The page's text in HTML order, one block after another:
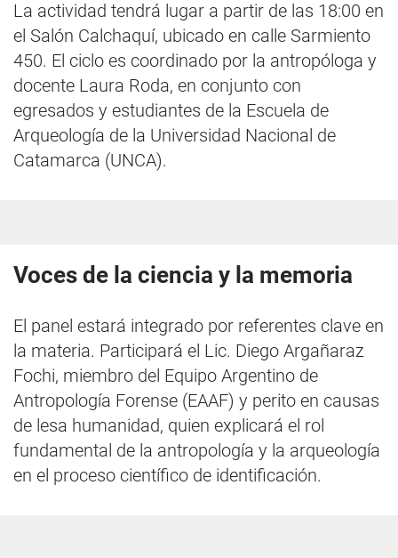
La actividad tendrá lugar a partir de las 18:00 en
el Salón Calchaquí, ubicado en calle Sarmiento
450. El ciclo es coordinado por la antropóloga y
docente Laura Roda, en conjunto con
egresados y estudiantes de la Escuela de
Arqueología de la Universidad Nacional de
Catamarca (UNCA).
Voces de la ciencia y la memoria
El panel estará integrado por referentes clave en
la materia. Participará el Lic. Diego Argañaraz
Fochi, miembro del Equipo Argentino de
Antropología Forense (EAAF) y perito en causas
de lesa humanidad, quien explicará el rol
fundamental de la antropología y la arqueología
en el proceso científico de identificación.